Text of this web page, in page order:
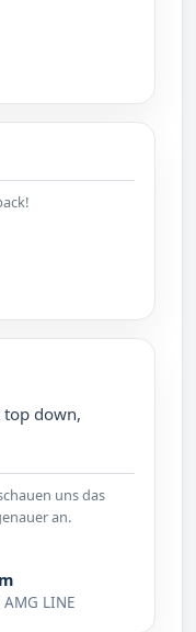
top down,
uns das
an.
AMG LINE